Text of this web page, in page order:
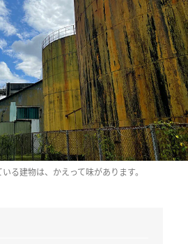
る建物は、かえって味があります。